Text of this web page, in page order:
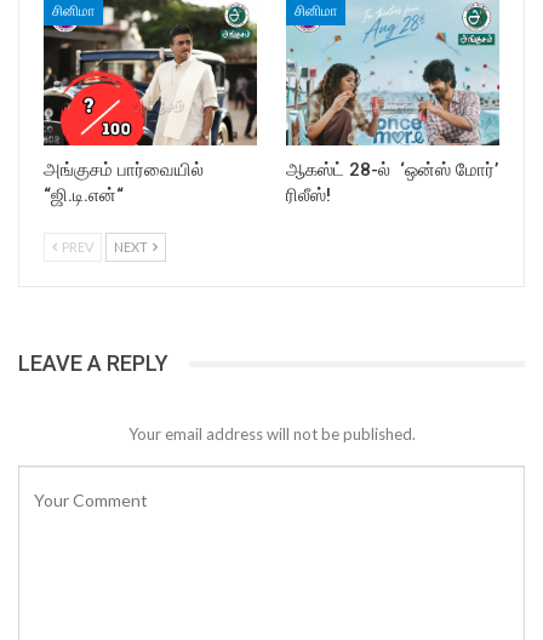
சினிமா
அங்குசம் பார்வையில்
“ஜி.டி.என்“
சினிமா
ஆகஸ்ட் 28-ல் ‘ஒன்ஸ் மோர்’
ரிலீஸ்!
PREV NEXT
LEAVE A REPLY
Your email address will not be published.